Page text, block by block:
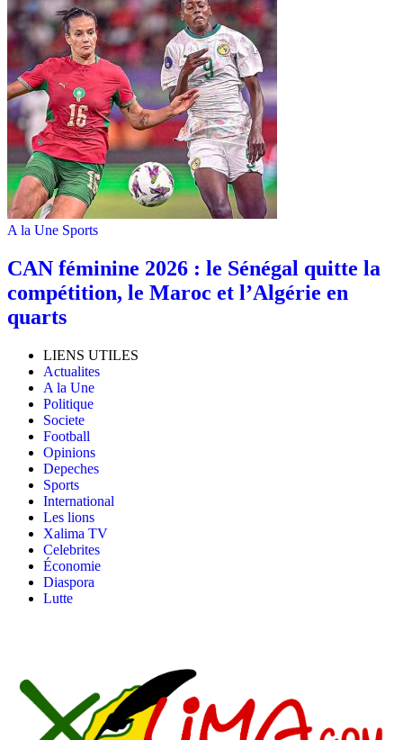
A la Une Sports
‎CAN féminine 2026 : le Sénégal quitte la
compétition, le Maroc et l’Algérie en
quarts
LIENS UTILES
Actualites
A la Une
Politique
Societe
Football
Opinions
Depeches
Sports
International
Les lions
Xalima TV
Celebrites
Économie
Diaspora
Lutte